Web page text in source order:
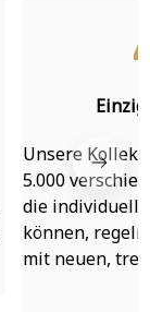
Unsere
5.000
die individuell
können,
mit neuen,